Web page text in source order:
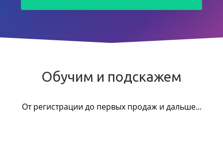
Обучим и подскажем
От регистрации до первых продаж и дальше...